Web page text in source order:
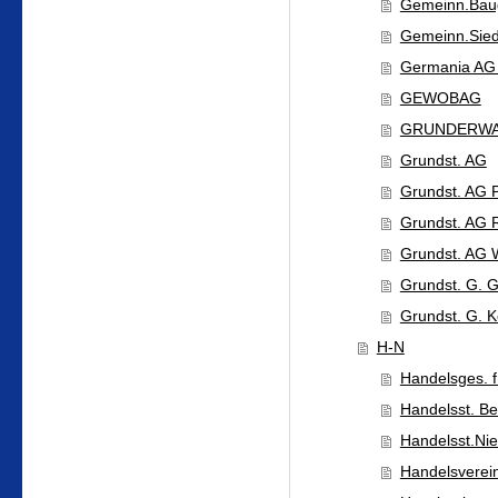
Germania
GEWOBAG
Grundst. AG
Grundst. AG
Grundst. AG
Grundst. AG
Grundst. G.
Grundst. G.
H-N
Handelsges.
Handelsst.